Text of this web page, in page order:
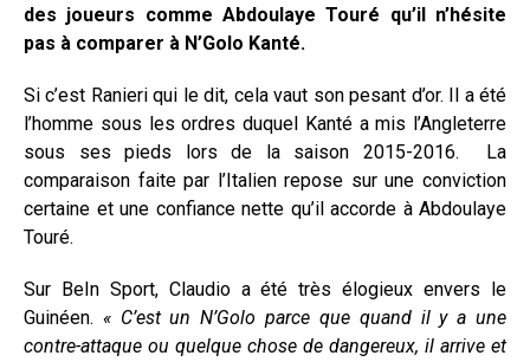
des joueurs comme Abdoulaye Touré qu’il n’hésite
pas à comparer à N’Golo Kanté.
Si c’est Ranieri qui le dit, cela vaut son pesant d’or. Il a été
l’homme sous les ordres duquel Kanté a mis l’Angleterre
sous ses pieds lors de la saison 2015-2016. La
comparaison faite par l’Italien repose sur une conviction
certaine et une confiance nette qu’il accorde à Abdoulaye
Touré.
Sur BeIn Sport, Claudio a été très élogieux envers le
Guinéen. « C’est un N’Golo parce que quand il y a une
contre-attaque ou quelque chose de dangereux, il arrive et